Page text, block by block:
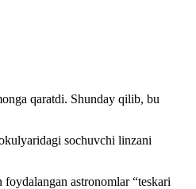
qaratdi. Shunday qilib, bu
sochuvchi linzani
astronomlar “teskari